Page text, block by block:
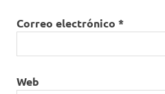
Correo electrónico *
Web